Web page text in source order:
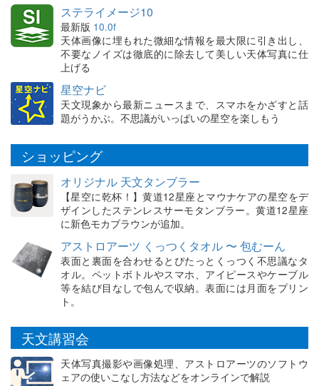
ステライメージ10
最新版 10.0f
天体画像に埋もれた微細な情報を最大限に引き出し、
不要なノイズは徹底的に除去して美しい天体写真に仕
上げる
星空ナビ
天文現象から最新ニュースまで、スマホをかざすと話
題がうかぶ。不思議がいっぱいの星空を楽しもう
ショッピング
オリジナル 天文タンブラー
【星空に乾杯！】黄道12星座とマウナケアの星空をデ
ザインしたステンレスサーモタンブラー。黄道12星座
に新色モカブラウンが追加。
アストロアーツ くっつくタオル 〜 包むーん
表面と裏面を合わせるとぴたっとくっつく不思議なタ
オル。ペットボトルやスマホ、アイピースやケーブル
等を結び目なしで包んで収納。表面には月面をプリン
ト。
天文講習会
天体写真撮影や画像処理、アストロアーツのソフトウ
ェアの使いこなし方法などをオンラインで解説